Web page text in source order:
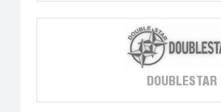
DOUBLESTAR